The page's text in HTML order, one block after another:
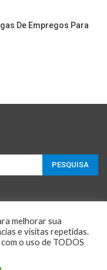
De Empregos Para
Rights Reserved.
melhorar sua
e visitas repetidas.
o uso de TODOS